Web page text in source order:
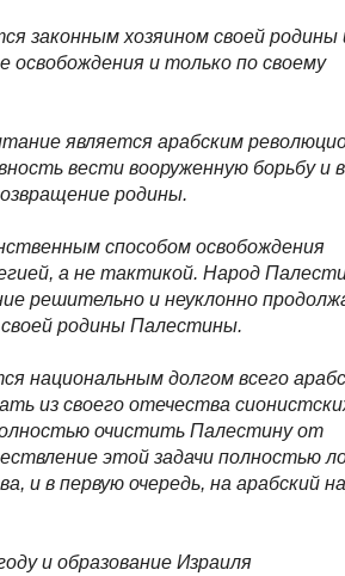
законным хозяином своей родины
освобождения и только по своему
является арабским
вести вооруженную борьбу и
родины.
способом освобождения
а не тактикой. Народ
решительно и неуклонно
своей родины Палестины.
национальным долгом всего
из своего отечества
очистить Палестину от
этой задачи полностью
и в первую очередь, на арабский
и образование Израиля